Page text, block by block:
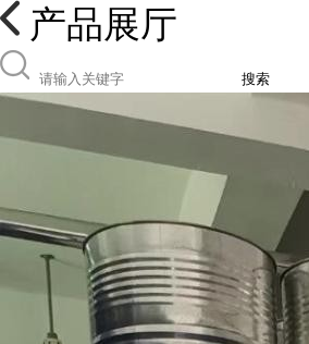
产品展厅
搜索